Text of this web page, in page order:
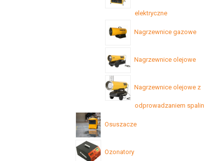
elektryczne
Nagrzewnice gazowe
Nagrzewnice olejowe
Nagrzewnice olejowe z
odprowadzaniem spalin
Osuszacze
Ozonatory